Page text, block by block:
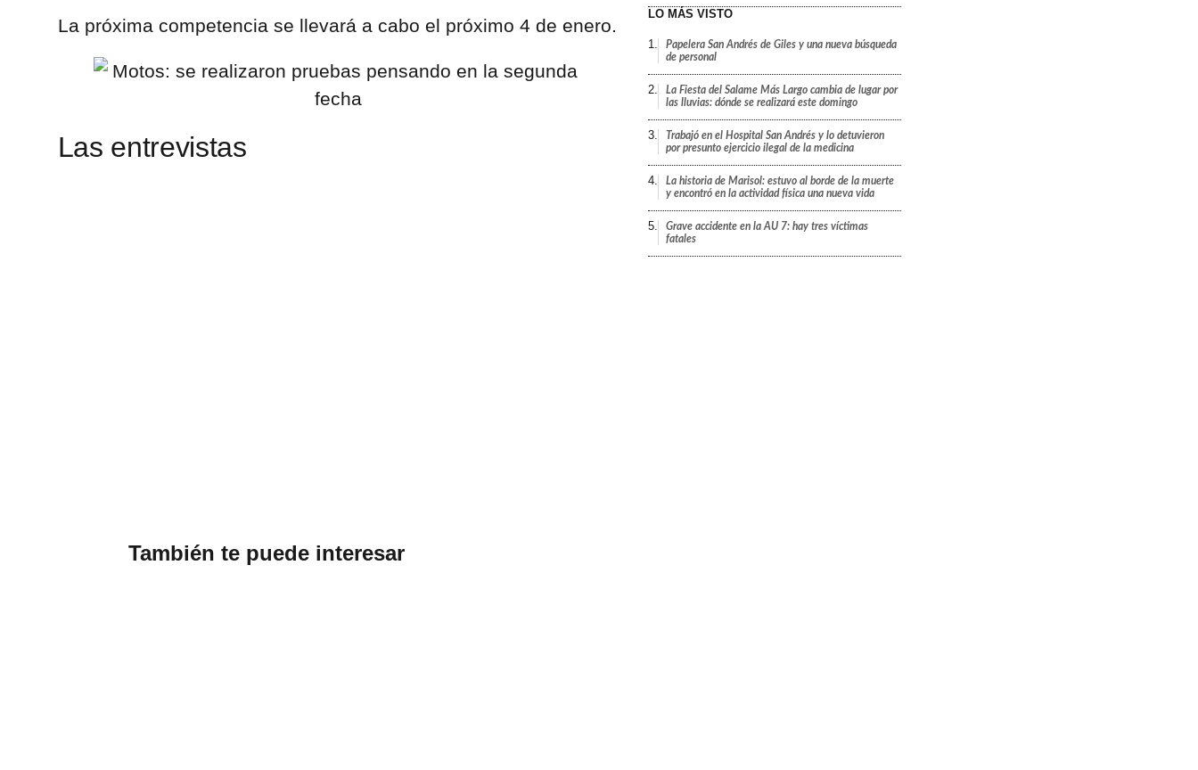
La próxima competencia se llevará a cabo el próximo 4 de enero.
Las entrevistas
LO MÁS VISTO
1.
Papelera San Andrés de Giles y una nueva búsqueda
de personal
2.
La Fiesta del Salame Más Largo cambia de lugar por
las lluvias: dónde se realizará este domingo
3.
Trabajó en el Hospital San Andrés y lo detuvieron
por presunto ejercicio ilegal de la medicina
4.
La historia de Marisol: estuvo al borde de la muerte
y encontró en la actividad física una nueva vida
5.
Grave accidente en la AU 7: hay tres víctimas
fatales
También te puede interesar